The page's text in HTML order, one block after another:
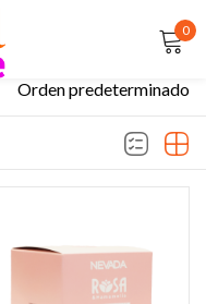
0
Orden predeterminado
Lost password?